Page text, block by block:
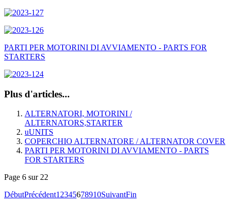
PARTI PER MOTORINI DI AVVIAMENTO - PARTS FOR
STARTERS
Plus d'articles...
ALTERNATORI, MOTORINI /
ALTERNATORS,STARTER
uUNITS
COPERCHIO ALTERNATORE / ALTERNATOR COVER
PARTI PER MOTORINI DI AVVIAMENTO - PARTS
FOR STARTERS
Page 6 sur 22
DébutPrécédent12345678910SuivantFin